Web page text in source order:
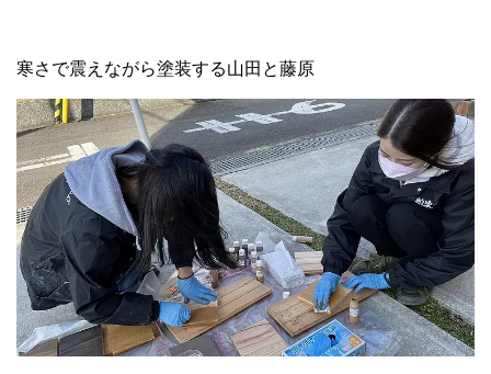
寒さで震えながら塗装する山田と藤原